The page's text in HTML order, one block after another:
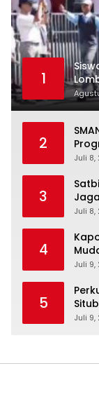
1
2
Juli 8,
3
Juli 8,
4
Juli 9,
5
Juli 9,